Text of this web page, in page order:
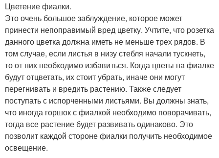
Цветение фиалки.
Это очень большое заблуждение, которое может
принести непоправимый вред цветку. Учтите, что розетка
данного цветка должна иметь не меньше трех рядов. В
том случае, если листья в низу стебля начали тускнеть,
то от них необходимо избавиться. Когда цветы на фиалке
будут отцветать, их стоит убрать, иначе они могут
перегнивать и вредить растению. Также следует
поступать с испорченными листьями. Вы должны знать,
что иногда горшок с фиалкой необходимо поворачивать,
тогда все растение будет развивать одинаково. Это
позволит каждой стороне фиалки получить необходимое
освещение.